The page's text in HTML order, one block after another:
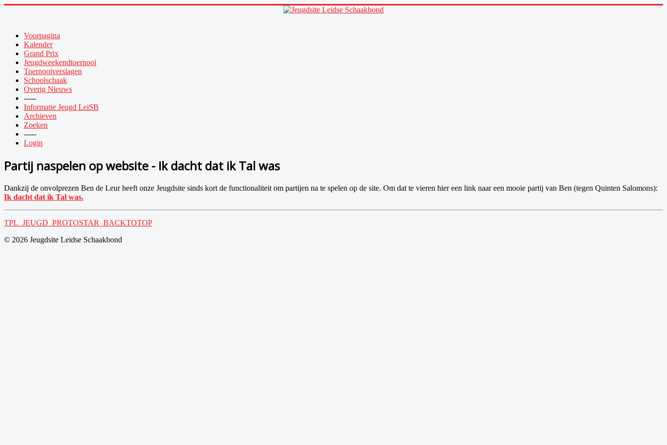
Voorpagina
Kalender
Grand Prix
Jeugdweekendtoernooi
Toernooiverslagen
Schoolschaak
Overig Nieuws
-----
Informatie Jeugd LeiSB
Archieven
Zoeken
-----
Login
Partij naspelen op website - Ik dacht dat ik Tal was
Dankzij de onvolprezen Ben de Leur heeft onze Jeugdsite sinds kort de functionaliteit om partijen na te spelen op de site. Om dat te vieren hier een link naar een mooie partij van Ben (tegen Quinten Salomons):
Ik dacht dat ik Tal was.
TPL_JEUGD_PROTOSTAR_BACKTOTOP
© 2026 Jeugdsite Leidse Schaakbond